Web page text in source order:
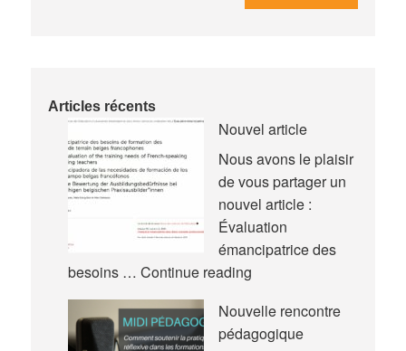
Articles récents
Nouvel article
Nous avons le plaisir
de vous partager un
nouvel article :
Évaluation
émancipatrice des
besoins … Continue readingNouvel
Nouvelle rencontre
pédagogique